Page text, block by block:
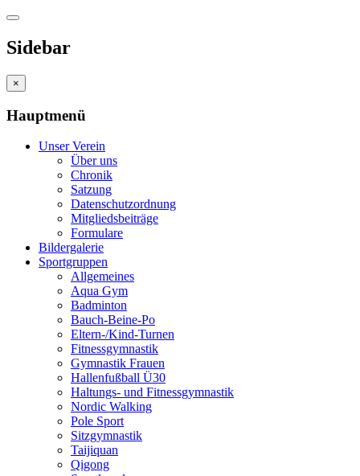
Sidebar
×
Hauptmenü
Unser Verein
Über uns
Chronik
Satzung
Datenschutzordnung
Mitgliedsbeiträge
Formulare
Bildergalerie
Sportgruppen
Allgemeines
Aqua Gym
Badminton
Bauch-Beine-Po
Eltern-/Kind-Turnen
Fitnessgymnastik
Gymnastik Frauen
Hallenfußball Ü30
Haltungs- und Fitnessgymnastik
Nordic Walking
Pole Sport
Sitzgymnastik
Taijiquan
Qigong